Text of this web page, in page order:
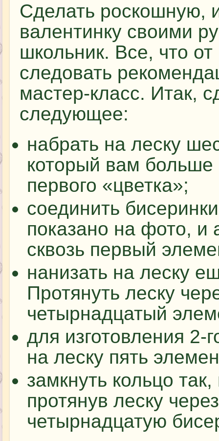
Сделать роскошную,
валентинку своими
школьник. Все, что
следовать
мастер-класс. Итак,
следующее:
набрать на леску
который вам
первого «цветка»;
соединить
показано на фото, и
сквозь первый
нанизать на леску
Протянуть леску
четырнадцатый
для изготовления 2-
на леску пять
замкнуть кольцо
протянув леску
четырнадцатую